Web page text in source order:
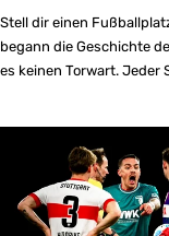
Stell dir einen
begann die Geschichte
es keinen Torwart. Jeder